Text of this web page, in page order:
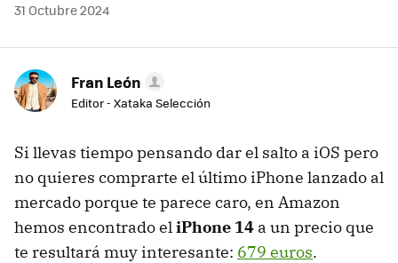
31 Octubre 2024
Fran León
Editor - Xataka Selección
Si llevas tiempo pensando dar el salto a iOS pero
no quieres comprarte el último iPhone lanzado al
mercado porque te parece caro, en Amazon
hemos encontrado eliPhone 14 a un precio que
te resultará muy interesante: 679 euros.